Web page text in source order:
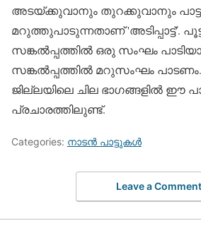
അടയ്ക്കുവാനും തുറക്കുവാനും
മറുത്തുപാടുന്നതാണ് 'അടിപ്പാട്ട്'.
സങ്കല്‍പ്പത്തില്‍ ഒരു സംഘം
സങ്കല്‍പ്പത്തില്‍ മറുസംഘം
ജില്ലയിലെ ചില ഭാഗങ്ങളില്‍ ഈ
പ്രചാരത്തിലുണ്ട്.
Categories: നാടന്‍ പാട്ടുകള്‍
Leave a Comment